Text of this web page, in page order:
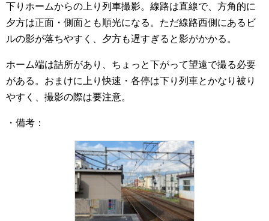
下りホームからの上り列車撮影。線路は直線で、方角的に
夕方は正面・側面とも順光になる。ただ線路西側にあるビ
ルの影が落ちやすく、夕方も遅すぎると影がかかる。
ホーム端は詰所があり、ちょっと下がって望遠で撮る必要
がある。おまけに上り快速・各停は下り列車とかなり被り
やすく、撮影の際は要注意。
・備考：